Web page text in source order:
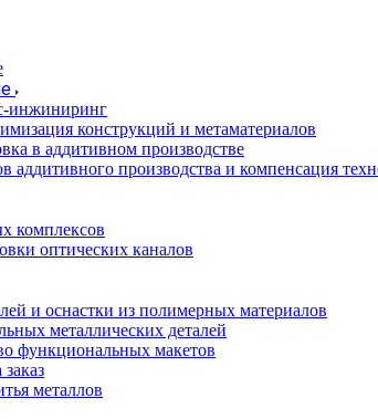
инжиниринг
конструкций и метаматериалов
в аддитивном производстве
аддитивного производства и компенсация
комплексов
оптических каналов
и оснастки из полимерных материалов
металлических деталей
функциональных макетов
металлов